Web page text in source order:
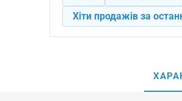
Хіти продажів за